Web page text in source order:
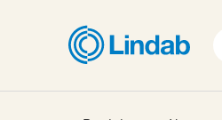
Hauptinhalt